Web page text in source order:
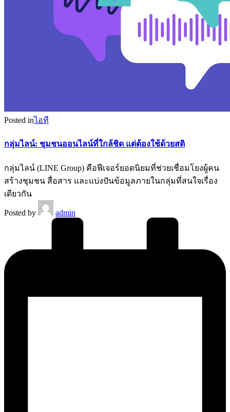
Posted inไอที
กลุ่มไลน์: ชุมชนออนไลน์ที่ใกล้ชิด แต่ต้องใช้ด้วยสติ
กลุ่มไลน์ (LINE Group) คือฟีเจอร์ยอดนิยมที่ช่วยเชื่อมโยงผู้คน
สร้างชุมชน สื่อสาร และแบ่งปันข้อมูลภายในกลุ่มที่สนใจเรื่อง
เดียวกัน
Posted by admin